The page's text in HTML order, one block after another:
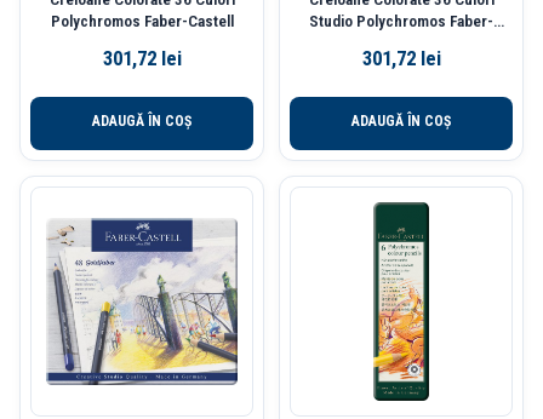
Polychromos Faber-Castell
301,72 lei
ADAUGĂ ÎN COȘ
Studio Polychromos Faber-
301,72 lei
ADAUGĂ ÎN COȘ